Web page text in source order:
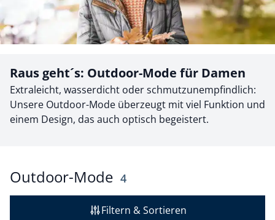
Raus geht´s: Outdoor-Mode für Damen
Extraleicht, wasserdicht oder schmutzunempfindlich:
Unsere Outdoor-Mode überzeugt mit viel Funktion und
einem Design, das auch optisch begeistert.
Outdoor-Mode Ergebnisse
4
Filtern & Sortieren